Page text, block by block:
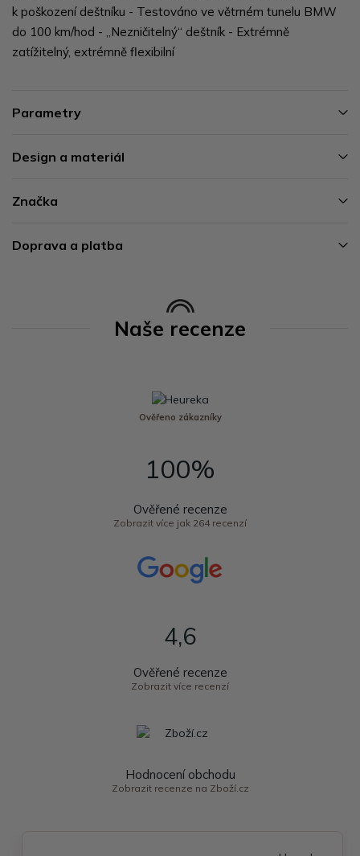
k poškození deštníku - Testováno ve větrném tunelu BMW
do 100 km/hod - „Nezničitelný“ deštník - Extrémně
zatížitelný, extrémně flexibilní
Parametry
Design a materiál
Značka
Doprava a platba
Naše recenze
Ověřeno zákazníky
100%
Ověřené recenze
Zobrazit více jak 264 recenzí
4,6
Ověřené recenze
Zobrazit více recenzí
Hodnocení obchodu
Zobrazit recenze na Zboží.cz